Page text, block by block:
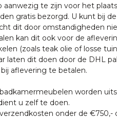
aanwezig te zijn voor het
gratis bezorgd. U kunt bij
dit door omstandigheden
kan dit ook voor de
(zoals teak olie of losse
laten dit doen door de DHL
aflevering te betalen.
worden
u zelf te doen.
onder de €750,-